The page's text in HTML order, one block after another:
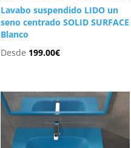
Lavabo suspendido LIDO un
seno centrado SOLID SURFACE
Blanco
Desde 199.00€